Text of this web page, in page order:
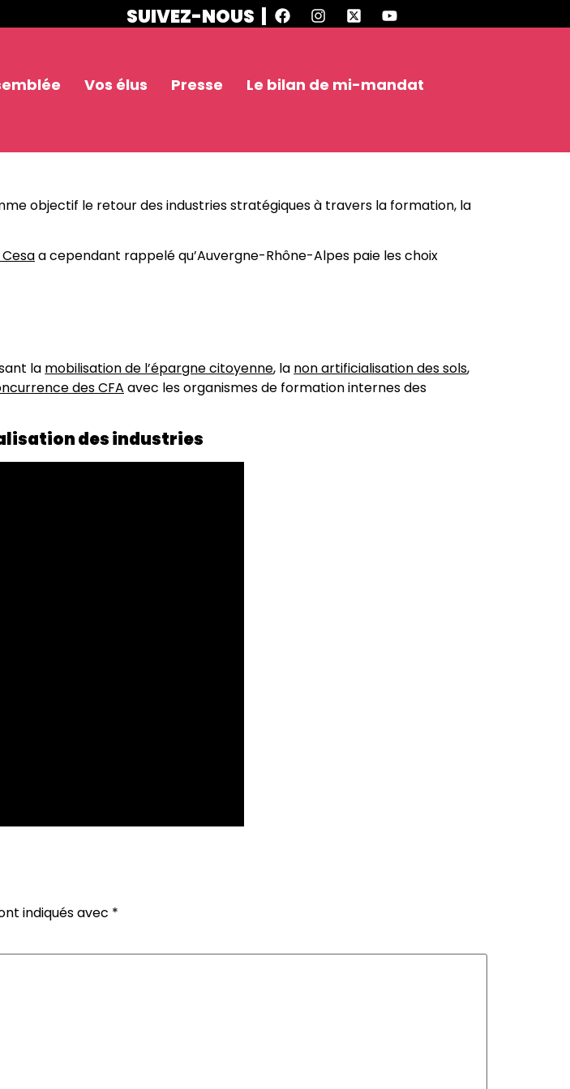
SUIVEZ-NOUS |
Vos élus Presse Le bilan de mi-mandat
objectif le retour des industries stratégiques à travers la formation, la
a cependant rappelé qu’Auvergne-Rhône-Alpes paie les choix
la mobilisation de l’épargne citoyenne, la non artificialisation des sols,
des CFA avec les organismes de formation internes des
des industries
indiqués avec *